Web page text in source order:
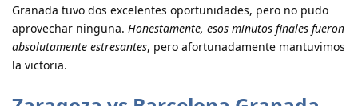
Granada tuvo dos excelentes oportunidades, pero no pudo
aprovechar ninguna. Honestamente, esos minutos finales fueron
absolutamente estresantes, pero afortunadamente mantuvimos
la victoria.